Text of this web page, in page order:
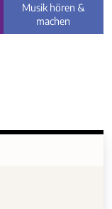
Musik hören &
machen